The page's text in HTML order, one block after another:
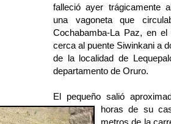
falleció ayer trágicamente
una vagoneta que
Cochabamba-La Paz, en
cerca al puente Siwinkani a
de la localidad de
departamento de Oruro.
El pequeño salió
horas de su
metros de la